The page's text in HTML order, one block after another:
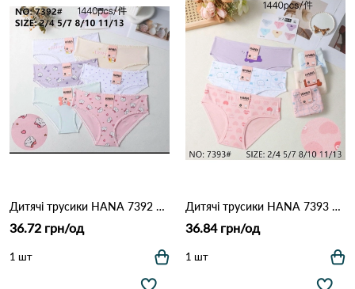
Дитячі трусики HANA 7392 Різні кольори
36.72 грн/од
1 шт
Дитячі трусики HANA 7393 Різні кольори
36.84 грн/од
1 шт